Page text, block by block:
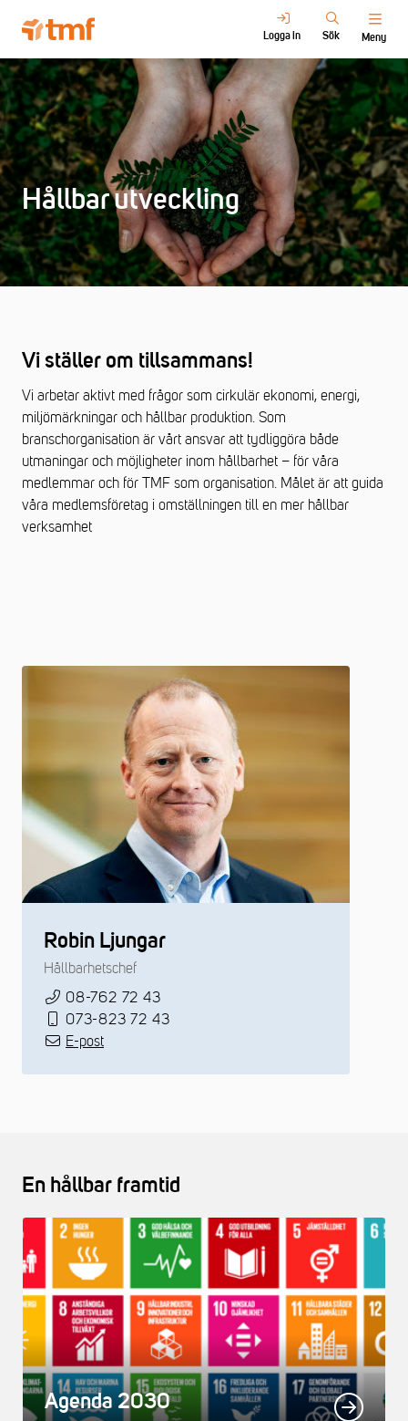
Logga in Sök Meny
Hållbar utveckling
Vi ställer om tillsammans!
Vi arbetar aktivt med frågor som cirkulär ekonomi, energi,
miljömärkningar och hållbar produktion. Som
branschorganisation är vårt ansvar att tydliggöra både
utmaningar och möjligheter inom hållbarhet – för våra
medlemmar och för TMF som organisation. Målet är att guida
våra medlemsföretag i omställningen till en mer hållbar
verksamhet
Robin Ljungar
Hållbarhetschef
08-762 72 43
073-823 72 43
E-post
En hållbar framtid
Agenda 2030